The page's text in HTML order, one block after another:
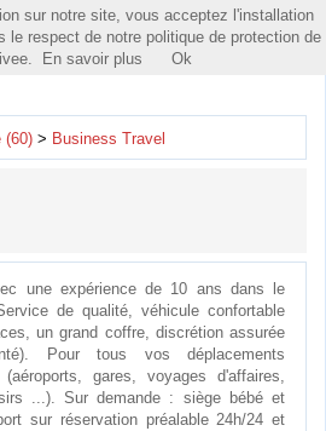
Toggle
(60) > Business Travel
une expérience de 10 ans dans le
de qualité, véhicule confortable
un grand coffre, discrétion assurée
Pour tous vos déplacements
gares, voyages d'affaires,
...). Sur demande : siège bébé et
sur réservation préalable 24h/24 et
sur notre site, vous acceptez l'installation
le respect de notre politique de protection de
En savoir plus Ok